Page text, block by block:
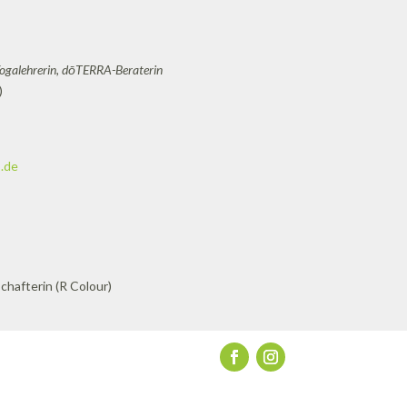
dōTERRA-Beraterin